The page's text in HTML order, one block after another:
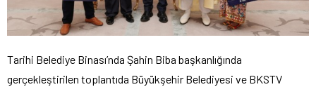
Tarihi Belediye Binası’nda Şahin Biba başkanlığında
gerçekleştirilen toplantıda Büyükşehir Belediyesi ve BKSTV